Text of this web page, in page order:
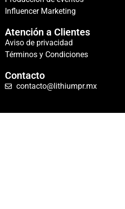
Influencer Marketing
Atención a Clientes
Aviso de privacidad
Términos y Condiciones
Contacto
contacto@lithiumpr.mx